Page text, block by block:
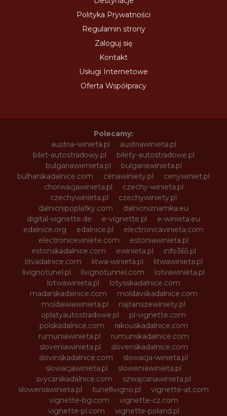
Polityka Prywatności
Regulamin strony
Zaloguj się
Kontakt
Usługi Internetowe
Oferta Współpracy
Polecamy:
austria-winieta.pl
austriawinieta.pl
bilet-autostradowy.pl
bilety-autostradowe.pl
bulgariawienieta.pl
bulgariawinieta.pl
bulharskadalnice.com
cenawiniety.pl
cenywiniet.pl
chorwacjawinieta.pl
czechy-winieta.pl
czechywinieta.pl
czechywiniety.pl
dalnicnipoplatky.com
dalnicniznamka.eu
digital-vignette.de
e-vignette.pl
e-winieta.eu
edalnice.org
edalnice.pl
electronicavinieta.com
electroniceviniete.com
estoniawinieta.pl
estonskadalnice.com
ewinieta.pl
info365.pl
litvadalnice.com
litwa-winieta.pl
litwawinieta.pl
livignotunel.pl
livignotunnel.com
lotvawinieta.pl
lotwawinieta.pl
lotysskadalnice.com
madarskadalnice.com
moldavskadalnice.com
moldawiawinieta.pl
najtanszewiniety.pl
oplatyautostradowe.pl
pl-vignette.com
polskadalnice.com
rakouskadalnice.com
rumuniawinieta.pl
rumunskadalnice.com
sloveniawinieta.pl
slovenskadalnice.com
slovinskadalnice.com
slowacja-winieta.pl
slowacjawinieta.pl
sloweniawinieta.pl
svycarskadalnice.com
szwajcariawinieta.pl
słoweniawinieta.pl
tunellivigno.pl
vignette-at.com
vignette-bg.com
vignette-cz.com
vignette-pl.com
vignette-poland.pl